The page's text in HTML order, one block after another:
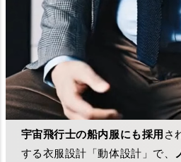
宇宙飛行士の船内服にも採用 さ
する衣服設計「動体設計」で、